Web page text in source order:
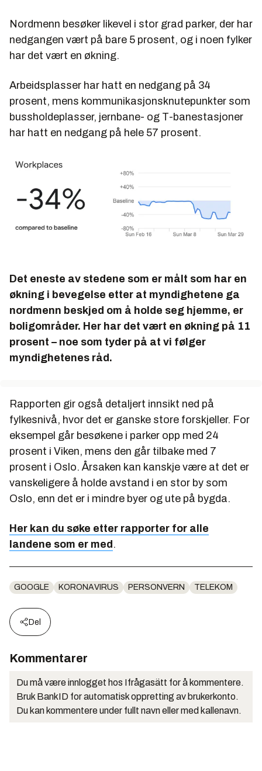
Nordmenn besøker likevel i stor grad parker, der har
nedgangen vært på bare 5 prosent, og i noen fylker
har det vært en økning.
Arbeidsplasser har hatt en nedgang på 34
prosent, mens kommunikasjonsknutepunkter som
bussholdeplasser, jernbane- og T-banestasjoner
har hatt en nedgang på hele 57 prosent.
Det eneste av stedene som er målt som har en
økning i bevegelse etter at myndighetene ga
nordmenn beskjed om å holde seg hjemme, er
boligområder. Her har det vært en økning på 11
prosent – noe som tyder på at vi følger
myndighetenes råd.
Rapporten gir også detaljert innsikt ned på
fylkesnivå, hvor det er ganske store forskjeller. For
eksempel går besøkene i parker opp med 24
prosent i Viken, mens den går tilbake med 7
prosent i Oslo. Årsaken kan kanskje være at det er
vanskeligere å holde avstand i en stor by som
Oslo, enn det er i mindre byer og ute på bygda.
Her kan du søke etter rapporter for alle
landene som er med.
GOOGLE KORONAVIRUS PERSONVERN TELEKOM
Del
Kommentarer
Du må være innlogget hos Ifrågasätt for å kommentere.
Bruk BankID for automatisk oppretting av brukerkonto.
Du kan kommentere under fullt navn eller med kallenavn.